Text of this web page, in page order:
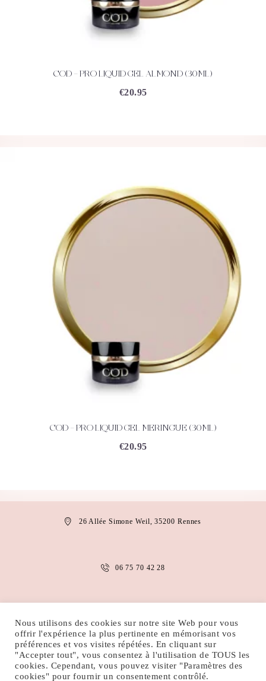
ACHETEZ DÉTAILS
COD – PRO LIQUID GEL ALMOND (30ML)
€20.95
ACHETEZ DÉTAILS
COD – PRO LIQUID GEL MERINGUE (30ML)
€20.95
26 Allée Simone Weil, 35200 Rennes
06 75 70 42 28
MENTIONS LÉGALES CONDITIONS D’UTILISATION
POLITIQUE DE COOKIES POLITIQUE DE CONFIDENTIALITÉ
Nous utilisons des cookies sur notre site Web pour vous
offrir l'expérience la plus pertinente en mémorisant vos
préférences et vos visites répétées. En cliquant sur
"Accepter tout", vous consentez à l'utilisation de TOUS les
cookies. Cependant, vous pouvez visiter "Paramètres des
cookies" pour fournir un consentement contrôlé.